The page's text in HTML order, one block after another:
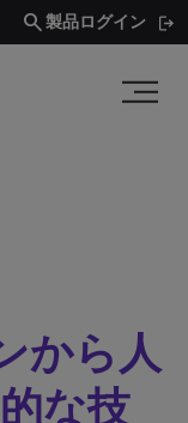
search製品ログイン
から人
な技